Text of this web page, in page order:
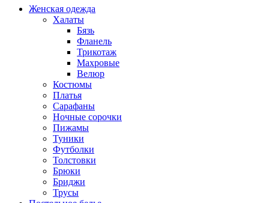
Женская одежда
Халаты
Бязь
Фланель
Трикотаж
Махровые
Велюр
Костюмы
Платья
Сарафаны
Ночные сорочки
Пижамы
Туники
Футболки
Толстовки
Брюки
Бриджи
Трусы